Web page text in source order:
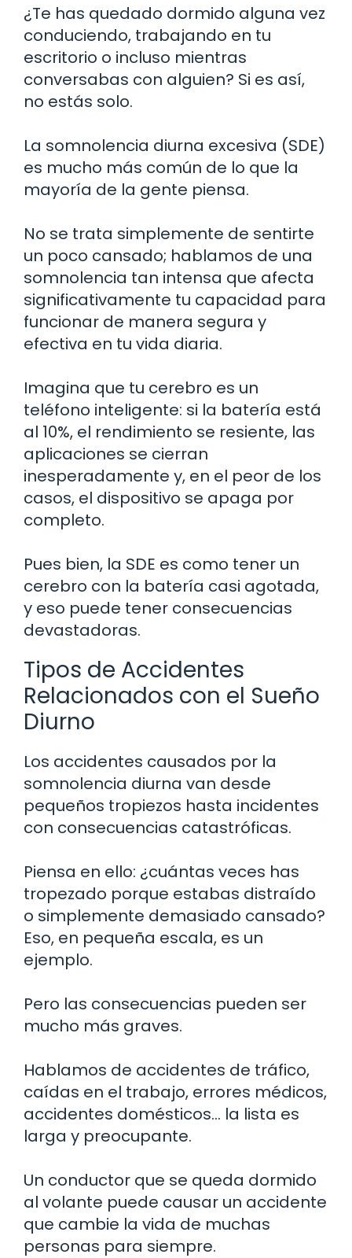
¿Te has quedado dormido alguna vez
conduciendo, trabajando en tu
escritorio o incluso mientras
conversabas con alguien? Si es así,
no estás solo.
La somnolencia diurna excesiva (SDE)
es mucho más común de lo que la
mayoría de la gente piensa.
No se trata simplemente de sentirte
un poco cansado; hablamos de una
somnolencia tan intensa que afecta
significativamente tu capacidad para
funcionar de manera segura y
efectiva en tu vida diaria.
Imagina que tu cerebro es un
teléfono inteligente: si la batería está
al 10%, el rendimiento se resiente, las
aplicaciones se cierran
inesperadamente y, en el peor de los
casos, el dispositivo se apaga por
completo.
Pues bien, la SDE es como tener un
cerebro con la batería casi agotada,
y eso puede tener consecuencias
devastadoras.
Tipos de Accidentes
Relacionados con el Sueño
Diurno
Los accidentes causados por la
somnolencia diurna van desde
pequeños tropiezos hasta incidentes
con consecuencias catastróficas.
Piensa en ello: ¿cuántas veces has
tropezado porque estabas distraído
o simplemente demasiado cansado?
Eso, en pequeña escala, es un
ejemplo.
Pero las consecuencias pueden ser
mucho más graves.
Hablamos de accidentes de tráfico,
caídas en el trabajo, errores médicos,
accidentes domésticos… la lista es
larga y preocupante.
Un conductor que se queda dormido
al volante puede causar un accidente
que cambie la vida de muchas
personas para siempre.